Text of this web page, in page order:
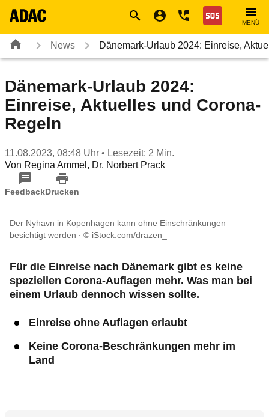
Nothilfe
MENÜ
News Dänemark-Urlaub 2024: Einreise,
Dänemark-Urlaub 2024:
Einreise, Aktuelles und Corona-
Regeln
11.08.2023, 08:48 Uhr • Lesezeit: 2 Min.
Von Regina Ammel , Dr. Norbert Prack
FeedbackDrucken
Der Nyhavn in Kopenhagen kann ohne Einschränkungen
besichtigt werden
© iStock.com/drazen_
Für die Einreise nach Dänemark gibt es keine
speziellen Corona-Auflagen mehr. Was man bei
einem Urlaub dennoch wissen sollte.
Einreise ohne Auflagen erlaubt
Keine Corona-Beschränkungen mehr im
Land